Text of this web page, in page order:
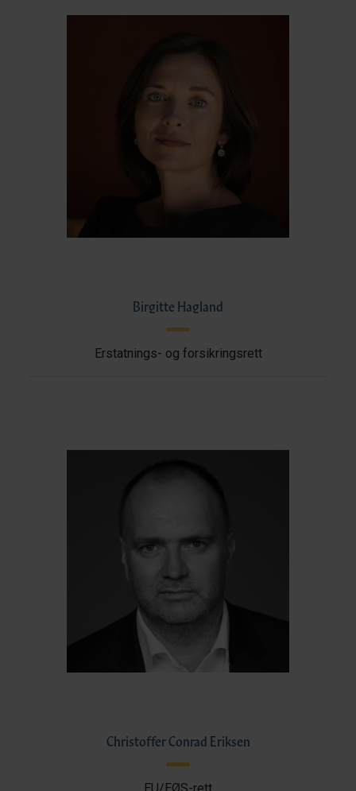
Birgitte Hagland
Erstatnings- og forsikringsrett
Christoffer Conrad Eriksen